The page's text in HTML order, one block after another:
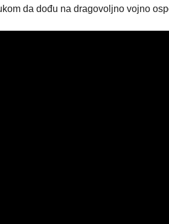
da dođu na dragovoljno vojno